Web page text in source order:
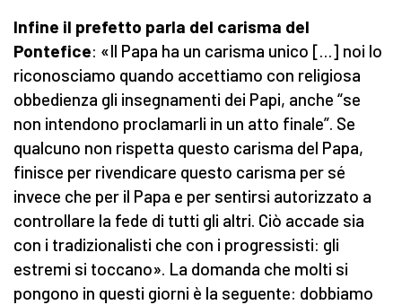
Infine il prefetto parla del carisma del
Pontefice: «Il Papa ha un carisma unico […] noi lo
riconosciamo quando accettiamo con religiosa
obbedienza gli insegnamenti dei Papi, anche “se
non intendono proclamarli in un atto finale”. Se
qualcuno non rispetta questo carisma del Papa,
finisce per rivendicare questo carisma per sé
invece che per il Papa e per sentirsi autorizzato a
controllare la fede di tutti gli altri. Ciò accade sia
con i tradizionalisti che con i progressisti: gli
estremi si toccano». La domanda che molti si
pongono in questi giorni è la seguente: dobbiamo